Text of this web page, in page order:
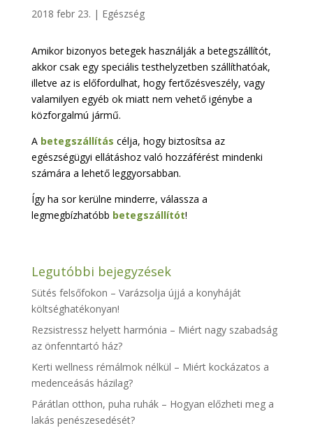
2018 febr 23. | Egészség
Amikor bizonyos betegek használják a betegszállítót,
akkor csak egy speciális testhelyzetben szállíthatóak,
illetve az is előfordulhat, hogy fertőzésveszély, vagy
valamilyen egyéb ok miatt nem vehető igénybe a
közforgalmú jármű.
A betegszállítás célja, hogy biztosítsa az
egészségügyi ellátáshoz való hozzáférést mindenki
számára a lehető leggyorsabban.
Így ha sor kerülne minderre, válassza a
legmegbízhatóbb betegszállítót!
Legutóbbi bejegyzések
Sütés felsőfokon – Varázsolja újjá a konyháját
költséghatékonyan!
Rezsistressz helyett harmónia – Miért nagy szabadság
az önfenntartó ház?
Kerti wellness rémálmok nélkül – Miért kockázatos a
medenceásás házilag?
Párátlan otthon, puha ruhák – Hogyan előzheti meg a
lakás penészesedését?